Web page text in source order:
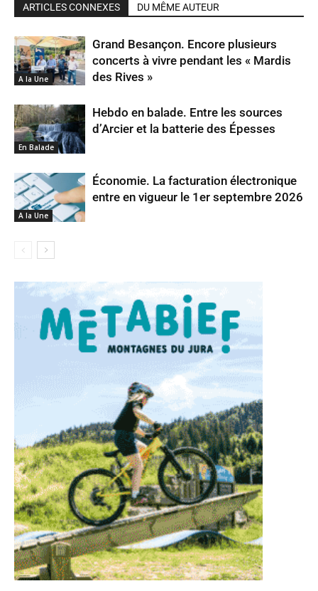
ARTICLES CONNEXES DU MÊME AUTEUR
A la Une
Grand Besançon. Encore plusieurs
concerts à vivre pendant les « Mardis
des Rives »
En Balade
Hebdo en balade. Entre les sources
d’Arcier et la batterie des Épesses
A la Une
Économie. La facturation électronique
entre en vigueur le 1er septembre 2026